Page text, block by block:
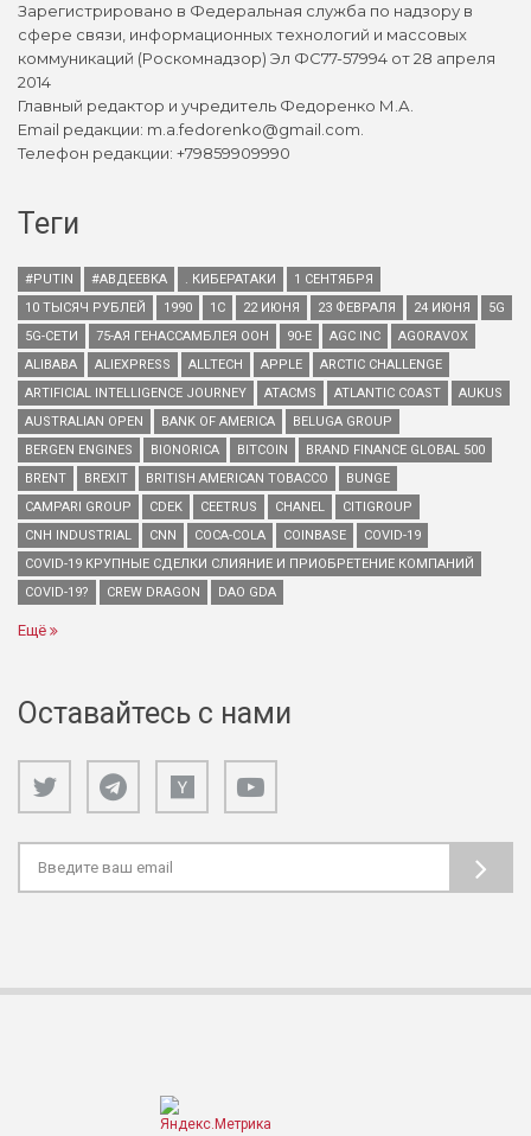
Зарегистрировано в Федеральная служба по надзору в
сфере связи, информационных технологий и массовых
коммуникаций (Роскомнадзор) Эл ФС77-57994 от 28 апреля
2014
Главный редактор и учредитель Федоренко М.А.
Email редакции: m.a.fedorenko@gmail.com.
Телефон редакции: +79859909990
Теги
#PUTIN #АВДЕЕВКА . КИБЕРАТАКИ
1 СЕНТЯБРЯ
10 ТЫСЯЧ РУБЛЕЙ
1990 1С 22 ИЮНЯ 23 ФЕВРАЛЯ 24 ИЮНЯ
5G
5G-СЕТИ
75-АЯ ГЕНАССАМБЛЕЯ ООН 90-Е AGC INC
AGORAVOX
ALIBABA
ALIEXPRESS ALLTECH APPLE
ARCTIC CHALLENGE
ARTIFICIAL INTELLIGENCE JOURNEY
ATACMS ATLANTIC COAST
AUKUS
AUSTRALIAN OPEN
BANK OF AMERICA
BELUGA GROUP
BERGEN ENGINES
BIONORICA BITCOIN
BRAND FINANCE GLOBAL 500
BRENT
BREXIT BRITISH AMERICAN TOBACCO
BUNGE
CAMPARI GROUP
CDEK CEETRUS CHANEL
CITIGROUP
CNH INDUSTRIAL
CNN COCA-COLA COINBASE
COVID-19
COVID-19 КРУПНЫЕ СДЕЛКИ СЛИЯНИЕ И ПРИОБРЕТЕНИЕ КОМПАНИЙ
COVID-19?
CREW DRAGON DAO GDA
Ещё
Оставайтесь с нами